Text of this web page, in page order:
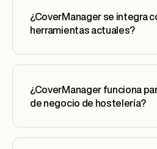
¿CoverManager se integra
herramientas actuales?
¿CoverManager funciona
de negocio de hostelería?